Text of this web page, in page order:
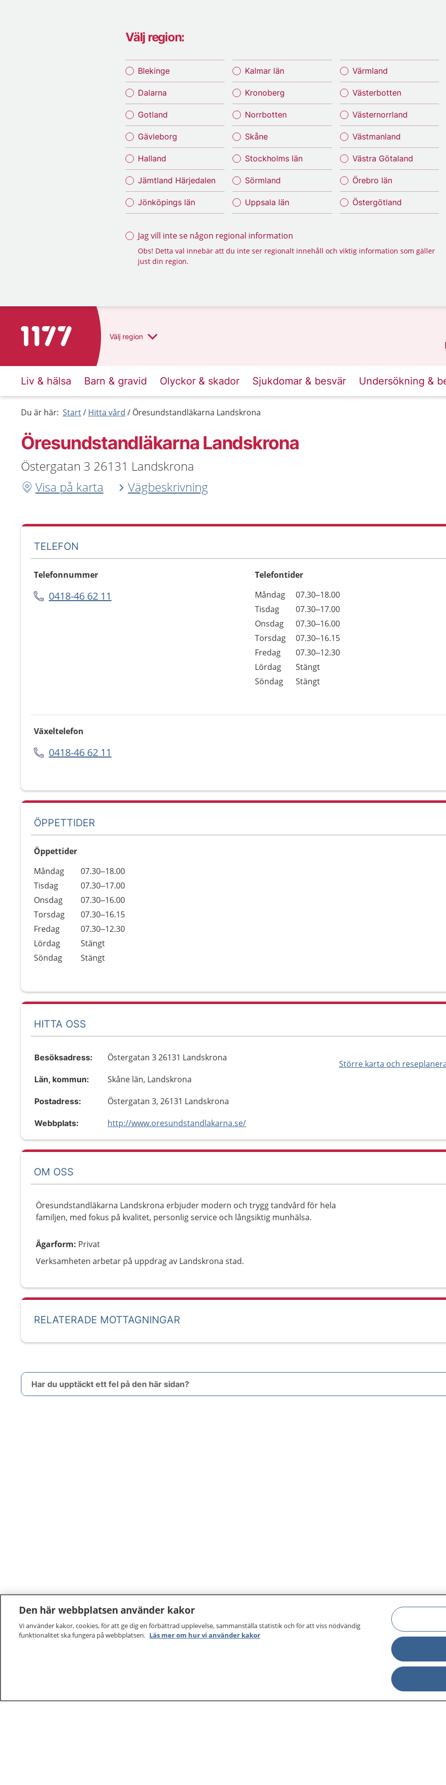
Välj region:
Blekinge
Dalarna
Gotland
Gävleborg
Halland
Jämtland Härjedalen
Jönköpings län
Kalmar län
Kronoberg
Norrbotten
Skåne
Stockholms län
Sörmland
Uppsala län
Värmland
Västerbotten
Västernorrland
Västmanland
Västra Götaland
Örebro län
Östergötland
Jag vill inte se någon regional information
Obs! Detta val innebär att du inte ser regionalt innehåll och viktig information som gäller
just din region.
Till startsidan för 1177 Välj region
Liv & hälsa Barn & gravid Olyckor & skador Sjukdomar & besvär Undersökning &
Du är här: Start Hitta vård Öresundstandläkarna Landskrona
Öresundstandläkarna Landskrona
Östergatan 3 26131 Landskrona
Visa på karta
Vägbeskrivning
TELEFON
Telefonnummer
0418-46 62 11
Telefontider
Dag
Öppettider
Kommentarer
Måndag
07.30–18.00
Tisdag
07.30–17.00
Onsdag
07.30–16.00
Torsdag
07.30–16.15
Fredag
07.30–12.30
Lördag
Stängt
Söndag
Stängt
Växeltelefon
0418-46 62 11
ÖPPETTIDER
Öppettider
Dag
Öppettider
Kommentarer
Måndag
07.30–18.00
Tisdag
07.30–17.00
Onsdag
07.30–16.00
Torsdag
07.30–16.15
Fredag
07.30–12.30
Lördag
Stängt
Söndag
Stängt
HITTA OSS
Större karta och
Besöksadress: Östergatan 3 26131 Landskrona
Län, kommun: Skåne län, Landskrona
Postadress: Östergatan 3, 26131 Landskrona
Webbplats: http://www.oresundstandlakarna.se/
OM OSS
Öresundstandläkarna Landskrona erbjuder modern och trygg tandvård för hela
familjen, med fokus på kvalitet, personlig service och långsiktig munhälsa.
Ägarform: Privat
Verksamheten arbetar på uppdrag av Landskrona stad.
RELATERADE MOTTAGNINGAR
Har du upptäckt ett fel på den här sidan?
Den här webbplatsen använder kakor
Vi använder kakor, cookies, för att ge dig en förbättrad upplevelse, sammanställa statistik och för att viss nödvändig
funktionalitet ska fungera på webbplatsen. Läs mer om hur vi använder kakor